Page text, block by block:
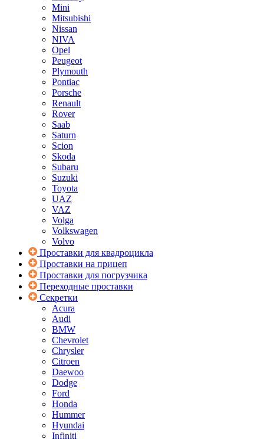
Mini
Mitsubishi
Nissan
NIVA
Opel
Peugeot
Plymouth
Pontiac
Porsche
Renault
Rover
Saab
Saturn
Scion
Skoda
Subaru
Suzuki
Toyota
UAZ
VAZ
Volga
Volkswagen
Volvo
Проставки для квадроцикла
Проставки на прицеп
Проставки для погрузчика
Переходные проставки
Секретки
Acura
Audi
BMW
Chevrolet
Chrysler
Citroen
Daewoo
Dodge
Ford
Honda
Hummer
Hyundai
Infiniti